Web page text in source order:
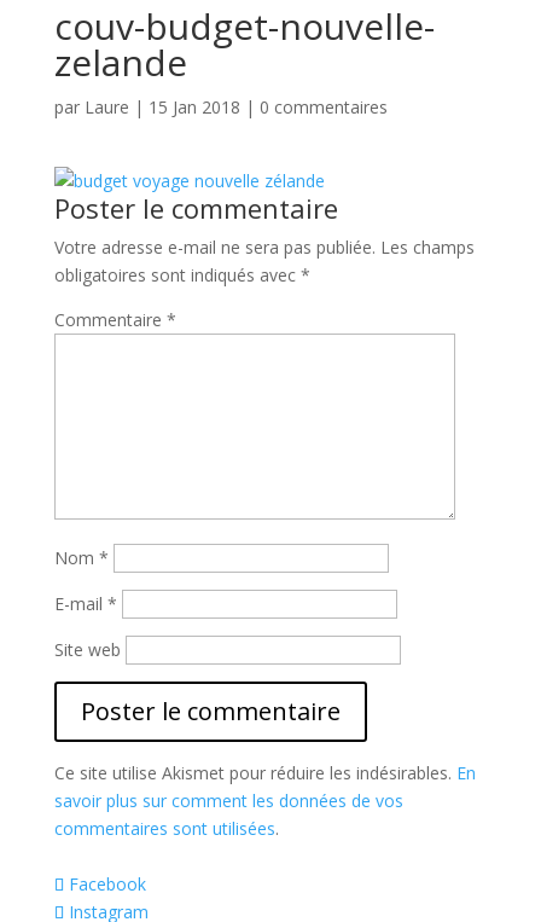
couv-budget-nouvelle-
zelande
par Laure | 15 Jan 2018 | 0 commentaires
Poster le commentaire
Votre adresse e-mail ne sera pas publiée. Les champs
obligatoires sont indiqués avec *
Commentaire *
Nom *
E-mail *
Site web
Ce site utilise Akismet pour réduire les indésirables. En
savoir plus sur comment les données de vos
commentaires sont utilisées.
Facebook
Instagram